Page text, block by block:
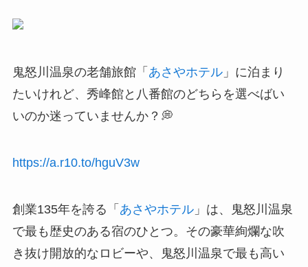
鬼怒川温泉の老舗旅館「 あさやホテル」に泊まり
たいけれど、秀峰館と八番館のどちらを選べばい
いのか迷っていませんか？💭
https://a.r10.to/hguV3w
創業135年を誇る「 あさやホテル」は、鬼怒川温泉
で最も歴史のある宿のひとつ。その豪華絢爛な吹
き抜け開放的なロビーや、鬼怒川温泉で最も高い